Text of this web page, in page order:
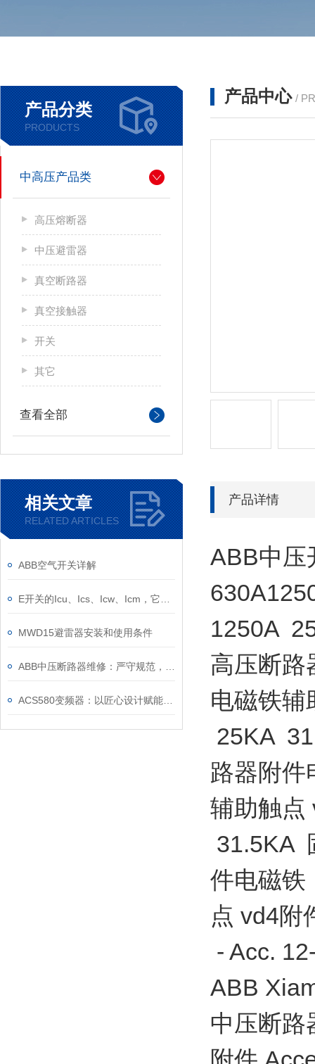
产品分类
PRODUCTS
中高压产品类
高压熔断器
中压避雷器
真空断路器
真空接触器
开关
其它
查看全部
相关文章
RELATED ARTICLES
ABB空气开关详解
MWD15避雷器安装和使用条件
产品中心 /
产品详情
ABB中压
1250A
高压断
电磁铁
25KA
路器附
辅助触点
31.5KA
件电磁
点 vd4
- Acc.
ABB
中压断路